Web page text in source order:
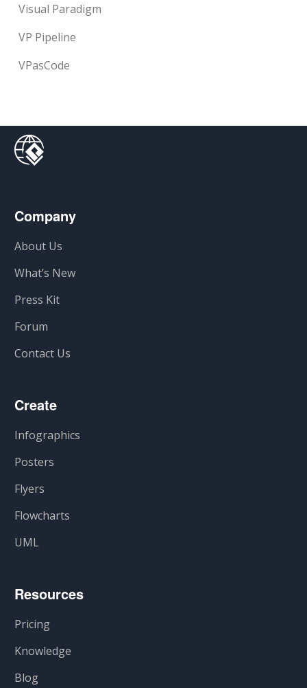
Visual Paradigm
VP Pipeline
VPasCode
Company
About Us
What’s New
Press Kit
Forum
Contact Us
Create
Infographics
Posters
Flyers
Flowcharts
UML
Resources
Pricing
Knowledge
Blog